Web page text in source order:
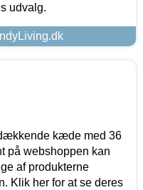
udvalg.
kæde med 36
på webshoppen kan
af produkterne
Klik her for at se deres